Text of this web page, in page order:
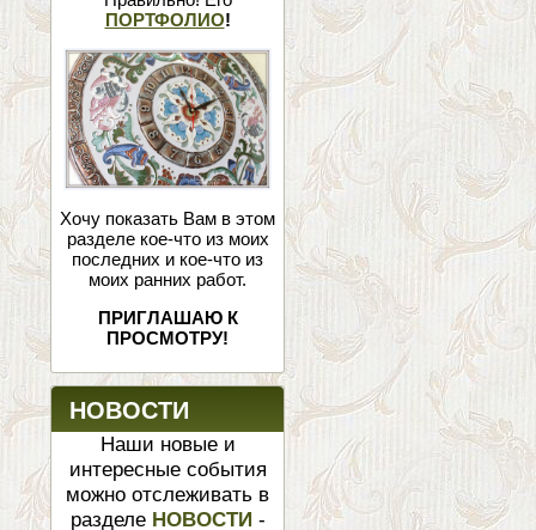
ПОРТФОЛИО!
Хочу показать Вам в этом
разделе кое-что из моих
последних и кое-что из
моих ранних работ.
ПРИГЛАШАЮ К
ПРОСМОТРУ!
НОВОСТИ
Наши новые и
интересные события
можно отслеживать в
разделе НОВОСТИ -